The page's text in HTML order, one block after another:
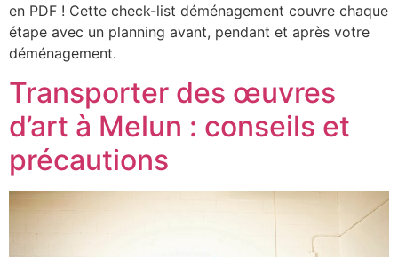
en PDF ! Cette check-list déménagement couvre chaque
étape avec un planning avant, pendant et après votre
déménagement.
Transporter des œuvres
d’art à Melun : conseils et
précautions